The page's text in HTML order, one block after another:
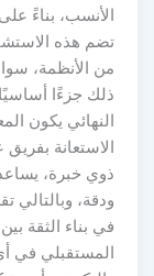
بناءً على
هذه الاستشارات
الأنظمة، سواء
جزءًا أساسيًا من
يكون المعادل
بفريق عمل
خبرة، يساعد
وبالتالي تقليل
بناء الثقة بين
في أي